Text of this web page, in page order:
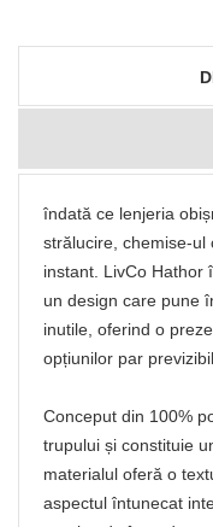
îndată ce lenjeria
strălucire, chemise-ul
instant. LivCo Hathor
un design care pune
inutile, oferind o
opțiunilor par
Conceput din 100%
trupului și constituie
materialul oferă o
aspectul întunecat